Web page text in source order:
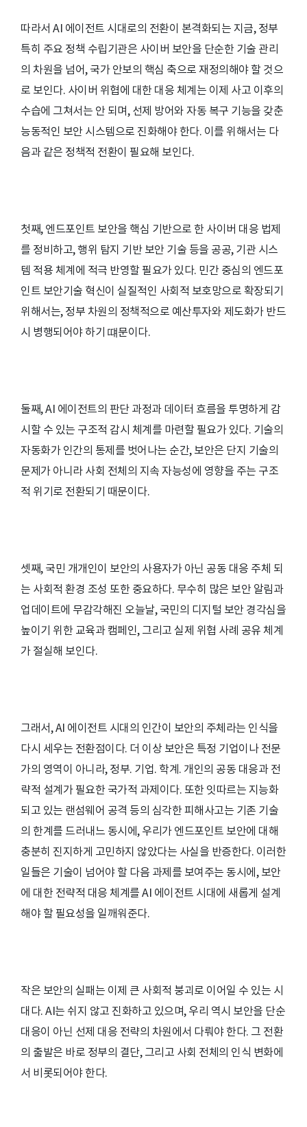
따라서 AI 에이전트 시대로의 전환이 본격화되는 지금, 정부
특히 주요 정책 수립기관은 사이버 보안을 단순한 기술 관리
의 차원을 넘어, 국가 안보의 핵심 축으로 재정의해야 할 것으
로 보인다. 사이버 위협에 대한 대응 체계는 이제 사고 이후의
수습에 그쳐서는 안 되며, 선제 방어와 자동 복구 기능을 갖춘
능동적인 보안 시스템으로 진화해야 한다. 이를 위해서는 다
음과 같은 정책적 전환이 필요해 보인다.
첫째, 엔드포인트 보안을 핵심 기반으로 한 사이버 대응 법제
를 정비하고, 행위 탐지 기반 보안 기술 등을 공공, 기관 시스
템 적용 체계에 적극 반영할 필요가 있다. 민간 중심의 엔드포
인트 보안기술 혁신이 실질적인 사회적 보호망으로 확장되기
위해서는, 정부 차원의 정책적으로 예산투자와 제도화가 반드
시 병행되어야 하기 떄문이다.
둘째, AI 에이전트의 판단 과정과 데이터 흐름을 투명하게 감
시할 수 있는 구조적 감시 체계를 마련할 필요가 있다. 기술의
자동화가 인간의 통제를 벗어나는 순간, 보안은 단지 기술의
문제가 아니라 사회 전체의 지속 자능성에 영향을 주는 구조
적 위기로 전환되기 때문이다.
셋째, 국민 개개인이 보안의 사용자가 아닌 공동 대응 주체 되
는 사회적 환경 조성 또한 중요하다. 무수히 많은 보안 알림과
업데이트에 무감각해진 오늘날, 국민의 디지털 보안 경각심을
높이기 위한 교육과 캠페인, 그리고 실제 위협 사례 공유 체계
가 절실해 보인다.
그래서, AI 에이전트 시대의 인간이 보안의 주체라는 인식을
다시 세우는 전환점이다. 더 이상 보안은 특정 기업이나 전문
가의 영역이 아니라, 정부. 기업. 학계. 개인의 공동 대응과 전
략적 설계가 필요한 국가적 과제이다. 또한 잇따르는 지능화
되고 있는 랜섬웨어 공격 등의 심각한 피해사고는 기존 기술
의 한계를 드러내느 동시에, 우리가 엔드포인트 보안에 대해
충분히 진지하게 고민하지 않았다는 사실을 반증한다. 이러한
일들은 기술이 넘어야 할 다음 과제를 보여주는 동시에, 보안
에 대한 전략적 대응 체계를 AI 에이전트 시대에 새롭게 설계
해야 할 필요성을 일깨워준다.
작은 보안의 실패는 이제 큰 사회적 붕괴로 이어일 수 있는 시
대다. AI는 쉬지 않고 진화하고 있으며, 우리 역시 보안을 단순
대응이 아닌 선제 대응 전략의 차원에서 다뤄야 한다. 그 전환
의 출발은 바로 정부의 결단, 그리고 사회 전체의 인식 변화에
서 비롯되어야 한다.